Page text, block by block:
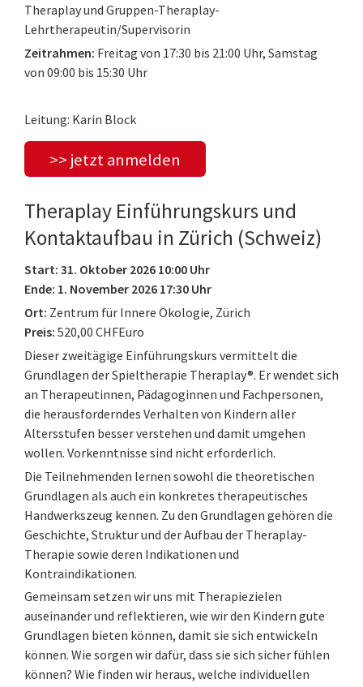
Theraplay und Gruppen-Theraplay-
Lehrtherapeutin/Supervisorin
Zeitrahmen: Freitag von 17:30 bis 21:00 Uhr, Samstag
von 09:00 bis 15:30 Uhr
Leitung: Karin Block
>> jetzt anmelden
Theraplay Einführungskurs und
Kontaktaufbau in Zürich (Schweiz)
Start: 31. Oktober 2026 10:00 Uhr
Ende: 1. November 2026 17:30 Uhr
Ort: Zentrum für Innere Ökologie, Zürich
Preis: 520,00 CHFEuro
Dieser zweitägige Einführungskurs vermittelt die
Grundlagen der Spieltherapie Theraplay®. Er wendet sich
an Therapeutinnen, Pädagoginnen und Fachpersonen,
die herausforderndes Verhalten von Kindern aller
Altersstufen besser verstehen und damit umgehen
wollen. Vorkenntnisse sind nicht erforderlich.
Die Teilnehmenden lernen sowohl die theoretischen
Grundlagen als auch ein konkretes therapeutisches
Handwerkszeug kennen. Zu den Grundlagen gehören die
Geschichte, Struktur und der Aufbau der Theraplay-
Therapie sowie deren Indikationen und
Kontraindikationen.
Gemeinsam setzen wir uns mit Therapiezielen
auseinander und reflektieren, wie wir den Kindern gute
Grundlagen bieten können, damit sie sich entwickeln
können. Wie sorgen wir dafür, dass sie sich sicher fühlen
können? Wie finden wir heraus, welche individuellen